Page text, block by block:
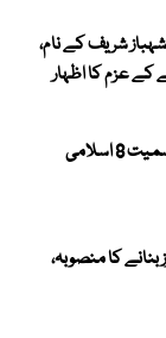
شریف کے نام،
کے عزم کا اظہار
غزہ میں اسرائیلی کارروائیوں پر پاکستان سمیت 8 اسلامی
کا منصوبہ،